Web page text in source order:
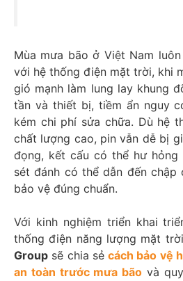
Mùa mưa bão ở Việt Nam
với hệ thống điện mặt trời, khi
gió mạnh làm lung lay khung
tần và thiết bị, tiềm ẩn nguy
kém chi phí sửa chữa. Dù hệ
chất lượng cao, pin vẫn dễ bị
đọng, kết cấu có thể hư
sét đánh có thể dẫn đến chập
bảo vệ đúng chuẩn.
Với kinh nghiệm triển khai
thống điện năng lượng mặt
Group sẽ chia sẻcách bảo vệ
an toàn trước mưa bão và